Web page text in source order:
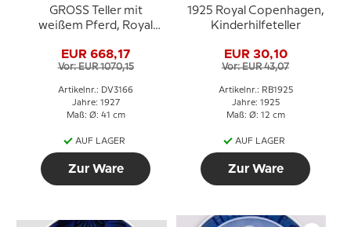
GROSS Teller mit
weißem Pferd, Royal
Signiert: GR (Gotfred
Rode) 28 / 5-1927r
EUR 668,17
Vor: EUR 1070,15
Artikelnr.: DV3166
Jahre: 1927
Maß: Ø: 41 cm
AUF LAGER
Zur Ware
1925 Royal Copenhagen,
Kinderhilfeteller
EUR 30,10
Vor: EUR 43,07
Artikelnr.: RB1925
Jahre: 1925
Maß: Ø: 12 cm
AUF LAGER
Zur Ware